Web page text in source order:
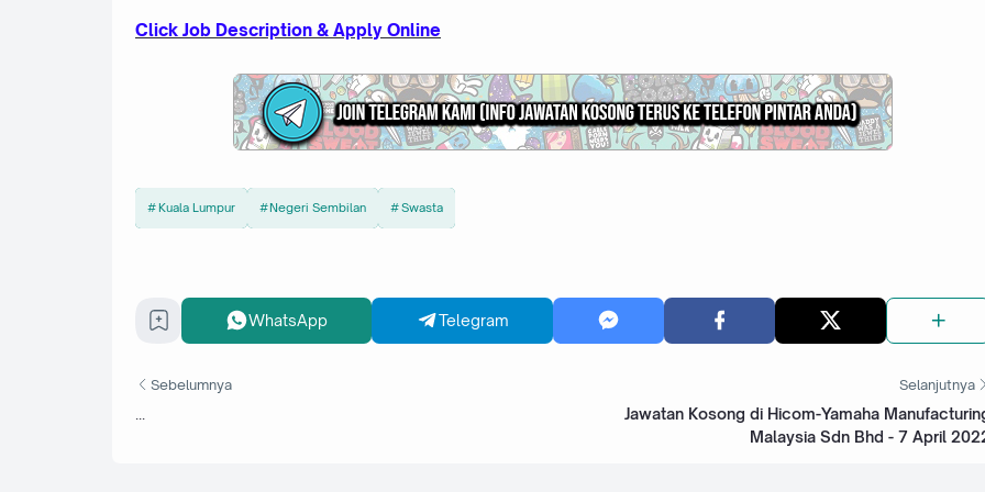
Click Job Description & Apply Online
Kuala Lumpur Negeri Sembilan Swasta
WhatsApp Telegram
Sebelumnya Selanjutnya
Jawatan Kosong di Hicom-Yamaha
Malaysia Sdn Bhd - 7 April